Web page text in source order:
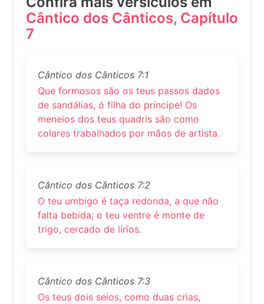
Cântico dos Cânticos, Capítulo
7
Cântico dos Cânticos 7:1
Que formosos são os teus passos dados
de sandálias, ó filha do príncipe! Os
meneios dos teus quadris são como
colares trabalhados por mãos de artista.
Cântico dos Cânticos 7:2
O teu umbigo é taça redonda, a que não
falta bebida; o teu ventre é monte de
trigo, cercado de lírios.
Cântico dos Cânticos 7:3
Os teus dois seios, como duas crias,